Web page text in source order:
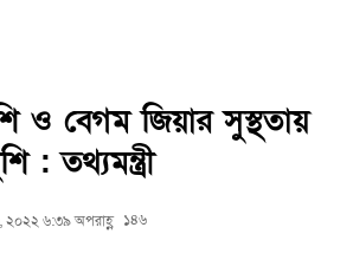
ও বেগম জিয়ার সুস্থতায়
: তথ্যমন্ত্রী
২০২২ ৬:৩৯ অপরাহ্ণ ১৪৬